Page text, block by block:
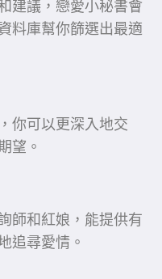
建議，戀愛小秘書會
料庫幫你篩選出最適
你可以更深入地交
望。
師和紅娘，能提供有
追尋愛情。